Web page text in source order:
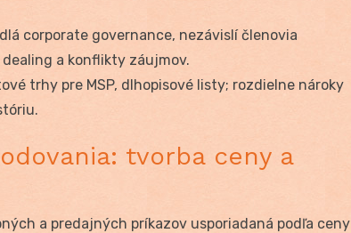
corporate governance, nezávislí členovia
a konflikty záujmov.
trhy pre MSP, dlhopisové listy; rozdielne nároky
tvorba ceny a
a predajných príkazov usporiadaná podľa ceny